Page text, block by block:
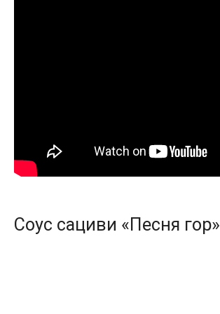
Соус сациви «Песня гор»